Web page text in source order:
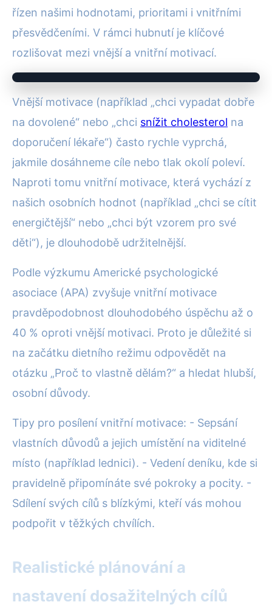
řízen našimi hodnotami, prioritami i vnitřními
přesvědčeními. V rámci hubnutí je klíčové
rozlišovat mezi vnější a vnitřní motivací.
Vnější motivace (například „chci vypadat dobře
na dovolené“ nebo „chci snížit cholesterol na
doporučení lékaře“) často rychle vyprchá,
jakmile dosáhneme cíle nebo tlak okolí poleví.
Naproti tomu vnitřní motivace, která vychází z
našich osobních hodnot (například „chci se cítit
energičtější“ nebo „chci být vzorem pro své
děti“), je dlouhodobě udržitelnější.
Podle výzkumu Americké psychologické
asociace (APA) zvyšuje vnitřní motivace
pravděpodobnost dlouhodobého úspěchu až o
40 % oproti vnější motivaci. Proto je důležité si
na začátku dietního režimu odpovědět na
otázku „Proč to vlastně dělám?“ a hledat hlubší,
osobní důvody.
Tipy pro posílení vnitřní motivace: - Sepsání
vlastních důvodů a jejich umístění na viditelné
místo (například lednici). - Vedení deníku, kde si
pravidelně připomínáte své pokroky a pocity. -
Sdílení svých cílů s blízkými, kteří vás mohou
podpořit v těžkých chvílích.
Realistické plánování a
nastavení dosažitelných cílů